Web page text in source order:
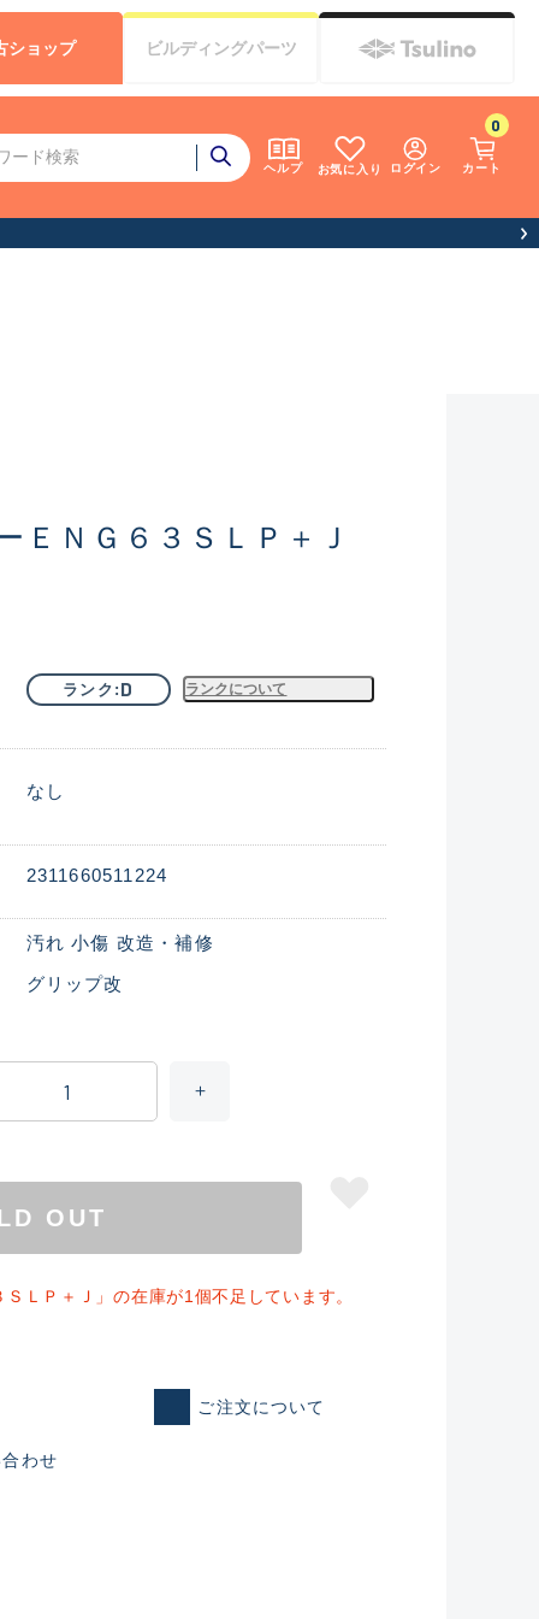
ヘルプ お気に入り ログイン カート
0
ショップ ビルディングパーツ
れた未使用
ＥＮＧ６３ＳＬＰ＋Ｊ
ランク D ランクについて
なし
2311660511224
汚れ 小傷 改造・補修
グリップ改
OUT
ＳＬＰ＋Ｊ」の在庫が1個不足しています。
ご注文について
わせ